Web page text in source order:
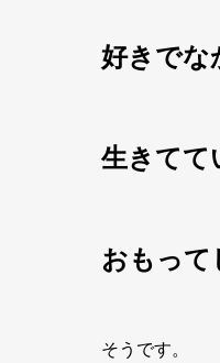
好きでな
生きてて
おもって
そうです。